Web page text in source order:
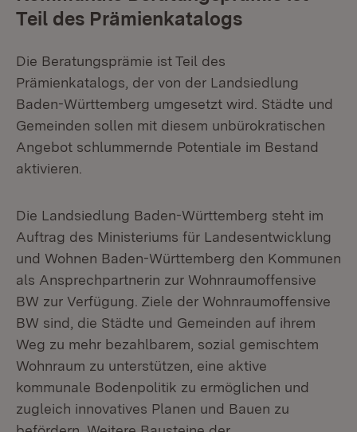
Teil des Prämienkatalogs
Die Beratungsprämie ist Teil des
Prämienkatalogs, der von der Landsiedlung
Baden-Württemberg umgesetzt wird. Städte und
Gemeinden sollen mit diesem unbürokratischen
Angebot schlummernde Potentiale im Bestand
aktivieren.
Die Landsiedlung Baden-Württemberg steht im
Auftrag des Ministeriums für Landesentwicklung
und Wohnen Baden-Württemberg den Kommunen
als Ansprechpartnerin zur Wohnraumoffensive
BW zur Verfügung. Ziele der Wohnraumoffensive
BW sind, die Städte und Gemeinden auf ihrem
Weg zu mehr bezahlbarem, sozial gemischtem
Wohnraum zu unterstützen, eine aktive
kommunale Bodenpolitik zu ermöglichen und
zugleich innovatives Planen und Bauen zu